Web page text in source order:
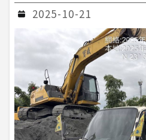
2025-10-21